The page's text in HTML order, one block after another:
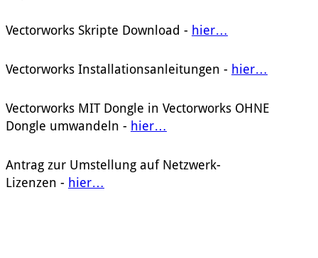
Vectorworks Skripte Download - hier…
Vectorworks Installationsanleitungen - hier…
Vectorworks MIT Dongle in Vectorworks OHNE
Dongle umwandeln - hier…
Antrag zur Umstellung auf Netzwerk-
Lizenzen - hier…